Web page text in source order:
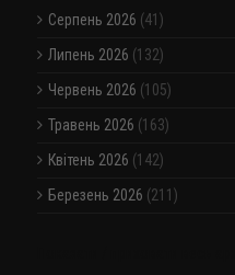
Серпень 2026 (41)
Липень 2026 (132)
Червень 2026 (105)
Травень 2026 (163)
Квітень 2026 (142)
Березень 2026 (211)